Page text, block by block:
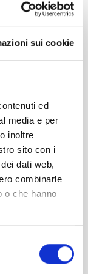
sui cookie
ed
media e per
inoltre
sito con i
dati web,
combinarle
o che hanno
validi per
se l’evento ha
Nazionale.
2022
+ IVA